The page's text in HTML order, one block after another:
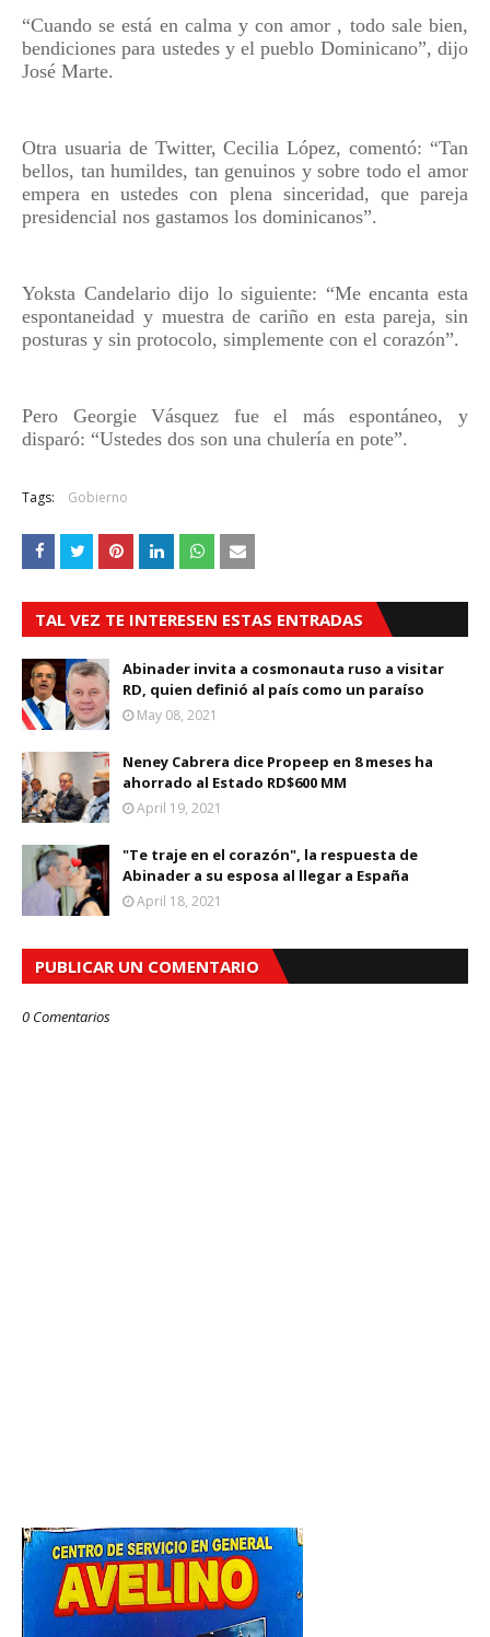
“Cuando se está en calma y con amor , todo sale bien,
bendiciones para ustedes y el pueblo Dominicano”, dijo
José Marte.
Otra usuaria de Twitter, Cecilia López, comentó: “Tan
bellos, tan humildes, tan genuinos y sobre todo el amor
empera en ustedes con plena sinceridad, que pareja
presidencial nos gastamos los dominicanos”.
Yoksta Candelario dijo lo siguiente: “Me encanta esta
espontaneidad y muestra de cariño en esta pareja, sin
posturas y sin protocolo, simplemente con el corazón”.
Pero Georgie Vásquez fue el más espontáneo, y
disparó: “Ustedes dos son una chulería en pote”.
Tags: Gobierno
TAL VEZ TE INTERESEN ESTAS ENTRADAS
Abinader invita a cosmonauta ruso a visitar
RD, quien definió al país como un paraíso
May 08, 2021
Neney Cabrera dice Propeep en 8 meses ha
ahorrado al Estado RD$600 MM
April 19, 2021
"Te traje en el corazón", la respuesta de
Abinader a su esposa al llegar a España
April 18, 2021
PUBLICAR UN COMENTARIO
0 Comentarios